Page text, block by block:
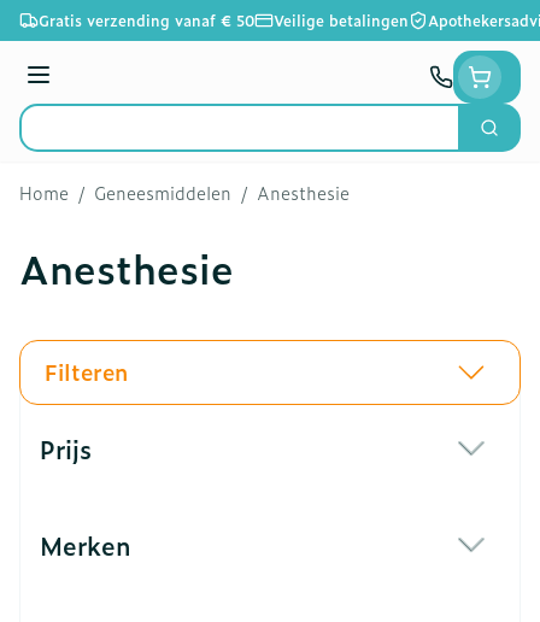
Ga naar de inhoud
Gratis verzending vanaf € 50 Veilige betalingen
Menu
Product, merk, categorie...
Zoek
Home / Geneesmiddelen / Anesthesie
Anesthesie
Filteren
Prijs
Merken